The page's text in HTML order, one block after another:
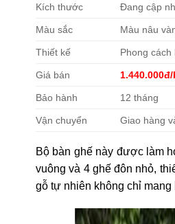
Kích thước Đang cập
Màu sắc Màu nâu
Thiết kế Phong cách
Giá bán
Bảo hành 12 tháng
Vận chuyển Giao hàng
Bộ bàn ghế này được làm
vuông và 4 ghế đôn nhỏ,
gỗ tự nhiên không chỉ